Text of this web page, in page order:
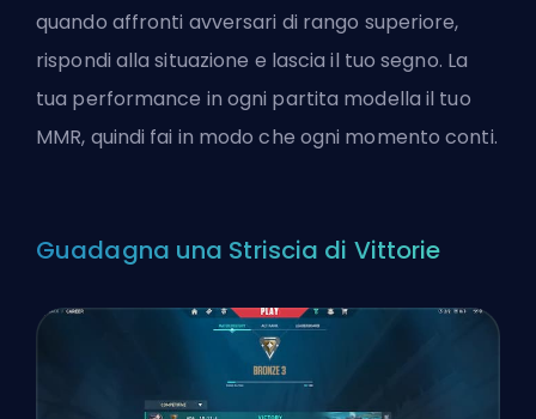
quando affronti avversari di rango superiore,
rispondi alla situazione e lascia il tuo segno. La
tua performance in ogni partita modella il tuo
MMR, quindi fai in modo che ogni momento conti.
Guadagna una Striscia di Vittorie